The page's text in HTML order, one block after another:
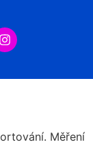
Měření